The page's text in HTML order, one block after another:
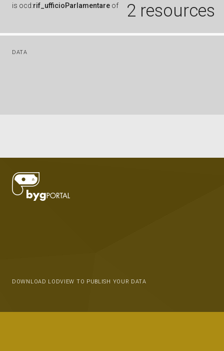
is ocd:rif_ufficioParlamentare of 2 resources
DATA
DOWNLOAD LODVIEW TO PUBLISH YOUR DATA